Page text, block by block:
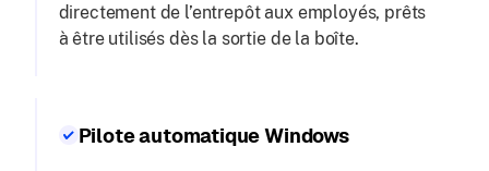
directement de l’entrepôt aux employés, prêts
à être utilisés dès la sortie de la boîte.
Pilote automatique Windows